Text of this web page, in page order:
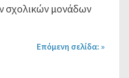
σχολικών μονάδων
Επόμενη σελίδα: »